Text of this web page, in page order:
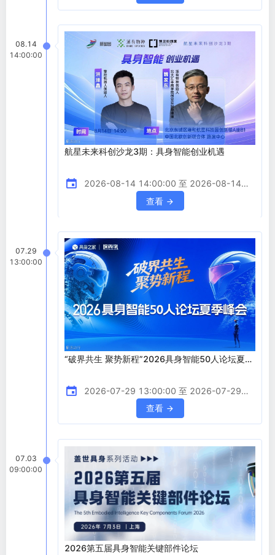
&nbsp;&nbsp;&nbsp; &nbsp;
将于8月19日—23日在北京亦创国际会展中心隆重
举办，展会同期将重磅推出“AI大模型赋能机器人与
具身智能产业新范式专题活动”，活动主题为：AI
驱动
08.14
14:00:00
航星未来科创沙龙3期：具身智能创业机遇
2026-08-14 14:00:00 至 2026-08-14
查看
07.29
13:00:00
“破界共生 聚势新程”2026具身智能50人论坛夏季
2026-07-29 13:00:00 至 2026-07-29
查看
07.03
09:00:00
2026第五届具身智能关键部件论坛